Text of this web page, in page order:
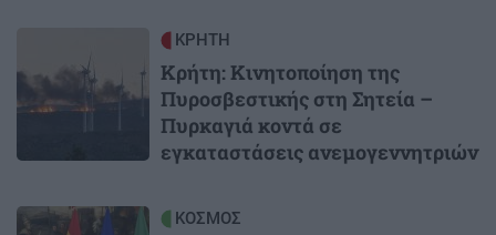
ΚΡΗΤΗ
Κρήτη: Κινητοποίηση της
Πυροσβεστικής στη Σητεία –
Πυρκαγιά κοντά σε
εγκαταστάσεις ανεμογεννητριών
Image ΚΟΣΜΟΣ